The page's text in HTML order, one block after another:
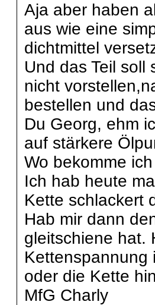
Aja aber haben
aus wie eine
dichtmittel
Und das Teil soll
nicht
bestellen und
Du Georg, ehm
auf stärkere
Wo bekomme
Ich hab heute
Kette schlackert
Hab mir dann
gleitschiene hat.
Kettenspannung
oder die Kette
MfG Charly